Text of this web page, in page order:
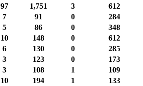
97 1,751 3
612
7 91 0
284
5 86 0
348
10 148 0
612
6 130 0
285
3 123 0
173
3 108 1
109
10 194 1
133